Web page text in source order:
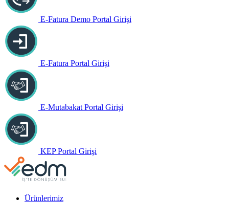
E-Fatura Demo Portal Girişi
E-Fatura Portal Girişi
E-Mutabakat Portal Girişi
KEP Portal Girişi
Ürünlerimiz